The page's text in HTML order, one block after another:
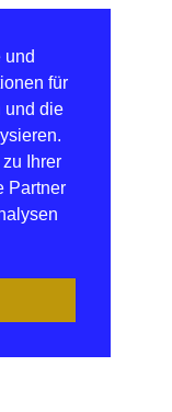
und
für
und die
Ihrer
Partner